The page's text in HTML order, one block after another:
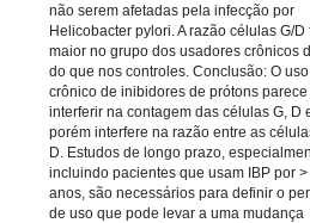
não serem afetadas pela infecção por
Helicobacter pylori. A razão células G/D
maior no grupo dos usadores crônicos
do que nos controles. Conclusão: O uso
crônico de inibidores de prótons
interferir na contagem das células G, D
porém interfere na razão entre as
D. Estudos de longo prazo,
incluindo pacientes que usam IBP por >
anos, são necessários para definir o
de uso que pode levar a uma mudança